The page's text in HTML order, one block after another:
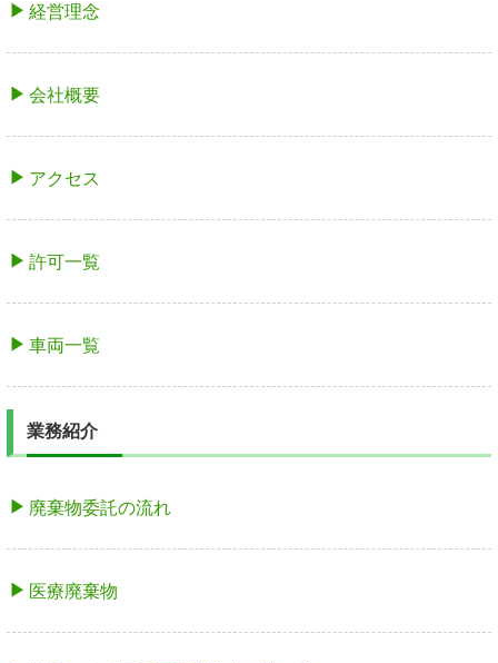
経営理念
会社概要
アクセス
許可一覧
車両一覧
業務紹介
廃棄物委託の流れ
医療廃棄物